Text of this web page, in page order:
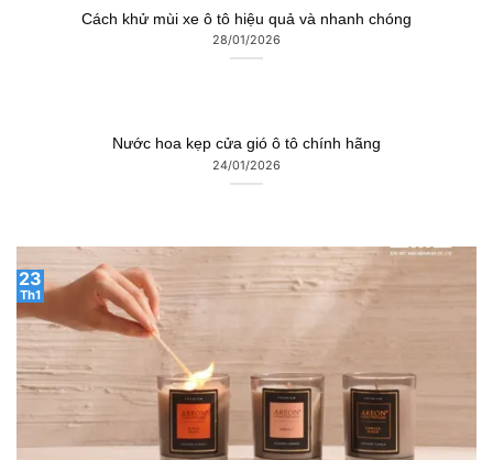
Cách khử mùi xe ô tô hiệu quả và nhanh chóng
28/01/2026
Nước hoa kẹp cửa gió ô tô chính hãng
24/01/2026
23
Th1